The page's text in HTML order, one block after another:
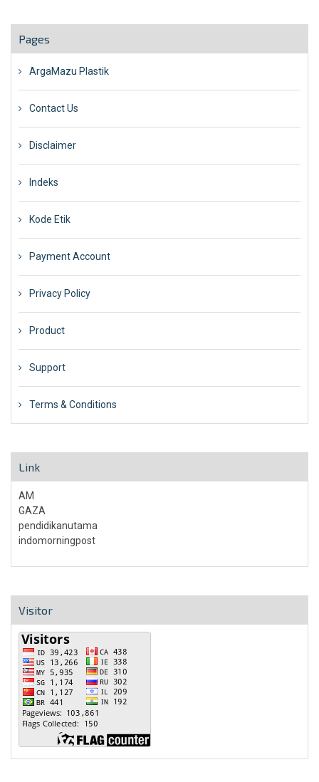
Pages
ArgaMazu Plastik
Contact Us
Disclaimer
Indeks
Kode Etik
Payment Account
Privacy Policy
Product
Support
Terms & Conditions
Link
AM
GAZA
pendidikanutama
indomorningpost
Visitor